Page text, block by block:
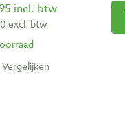
incl. btw
excl. btw
Vergelijken